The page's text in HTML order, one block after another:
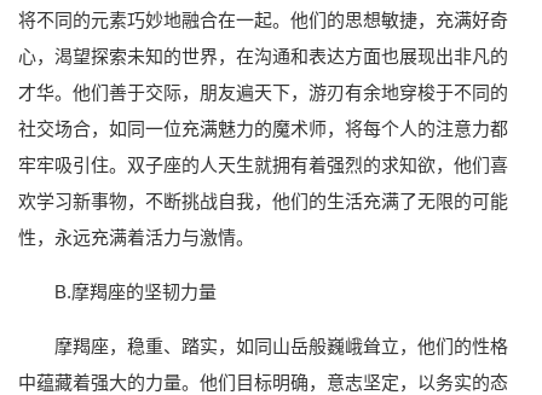
将不同的元素巧妙地融合在一起。他们的思想敏捷，充满好奇
心，渴望探索未知的世界，在沟通和表达方面也展现出非凡的
才华。他们善于交际，朋友遍天下，游刃有余地穿梭于不同的
社交场合，如同一位充满魅力的魔术师，将每个人的注意力都
牢牢吸引住。双子座的人天生就拥有着强烈的求知欲，他们喜
欢学习新事物，不断挑战自我，他们的生活充满了无限的可能
性，永远充满着活力与激情。
B.摩羯座的坚韧力量
摩羯座，稳重、踏实，如同山岳般巍峨耸立，他们的性格
中蕴藏着强大的力量。他们目标明确，意志坚定，以务实的态